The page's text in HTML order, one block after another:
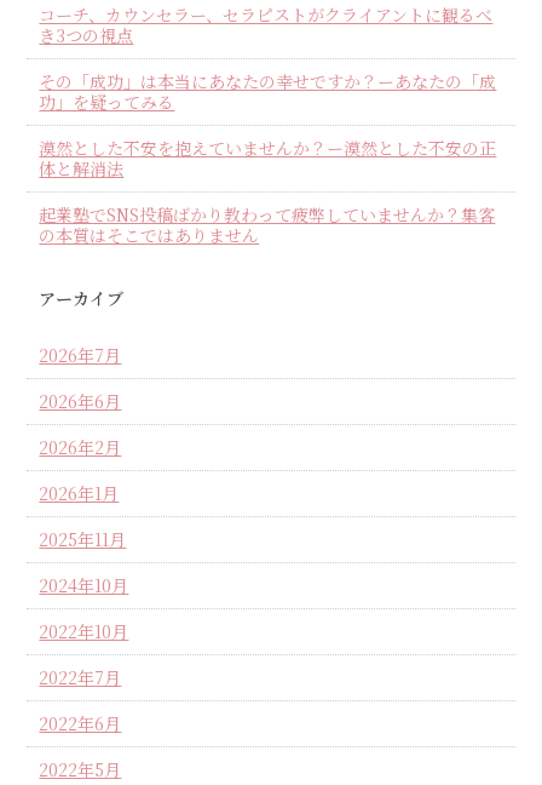
コーチ、カウンセラー、セラピストがクライアントに観るべ
き3つの視点
その「成功」は本当にあなたの幸せですか？ーあなたの「成
功」を疑ってみる
漠然とした不安を抱えていませんか？ー漠然とした不安の正
体と解消法
起業塾でSNS投稿ばかり教わって疲弊していませんか？集客
の本質はそこではありません
アーカイブ
2026年7月
2026年6月
2026年2月
2026年1月
2025年11月
2024年10月
2022年10月
2022年7月
2022年6月
2022年5月